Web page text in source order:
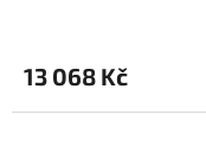
13 068 Kč